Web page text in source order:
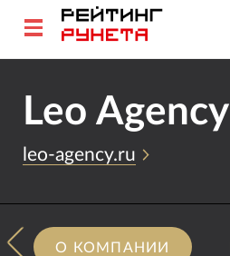
Leo Agency
leo-agency.ru
О КОМПАНИИ